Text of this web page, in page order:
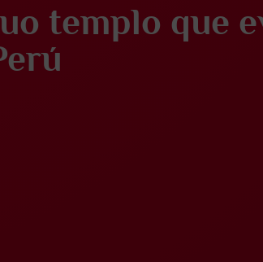
templo que